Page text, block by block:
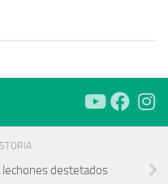
destetados